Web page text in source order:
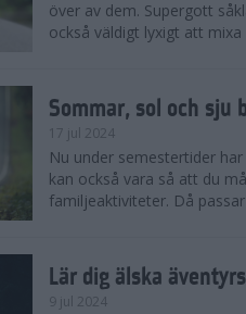
över av dem. Supergott
också väldigt lyxigt att
Sommar, sol och sju
17 jul 2024
Nu under semestertider
kan också vara så att du
familjeaktiviteter. Då
Lär dig älska
9 jul 2024